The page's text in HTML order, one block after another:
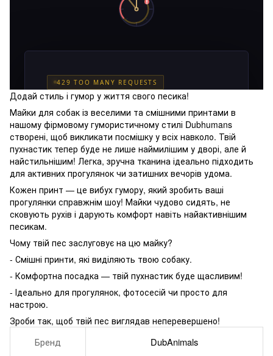
Додай стиль і гумор у життя свого песика!
Майки для собак із веселими та смішними принтами в
нашому фірмовому гумористичному стилі Dubhumans
створені, щоб викликати посмішку у всіх навколо. Твій
пухнастик тепер буде не лише наймилішим у дворі, але й
найстильнішим! Легка, зручна тканина ідеально підходить
для активних прогулянок чи затишних вечорів удома.
Кожен принт — це вибух гумору, який зробить ваші
прогулянки справжнім шоу! Майки чудово сидять, не
сковують рухів і дарують комфорт навіть найактивнішим
песикам.
Чому твій пес заслуговує на цю майку?
- Смішні принти, які виділяють твою собаку.
- Комфортна посадка — твій пухнастик буде щасливим!
- Ідеально для прогулянок, фотосесій чи просто для
настрою.
Зроби так, щоб твій пес виглядав неперевершено!
Бренд DubAnimals